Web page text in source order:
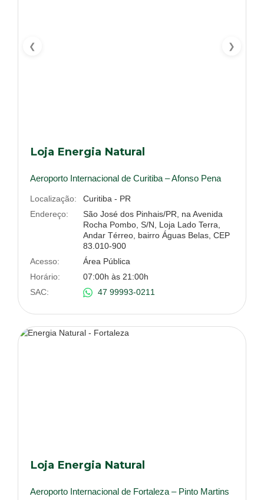
❮ ❯
Loja Energia Natural
Aeroporto Internacional de Curitiba – Afonso Pena
Localização:
Curitiba - PR
Endereço:
São José dos Pinhais/PR, na Avenida
Rocha Pombo, S/N, Loja Lado Terra,
Andar Térreo, bairro Águas Belas, CEP
83.010-900
Acesso:
Área Pública
Horário:
07:00h às 21:00h
SAC:
47 99993-0211
Loja Energia Natural
Aeroporto Internacional de Fortaleza – Pinto Martins